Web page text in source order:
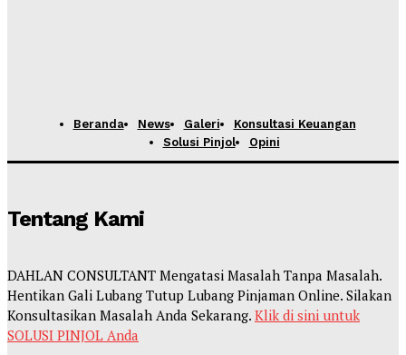
Beranda News Galeri
Konsultasi Keuangan
Solusi Pinjol
Opini
Tentang Kami
DAHLAN CONSULTANT Mengatasi Masalah Tanpa Masalah.
Hentikan Gali Lubang Tutup Lubang Pinjaman Online. Silakan
Konsultasikan Masalah Anda Sekarang. Klik di sini untuk
SOLUSI PINJOL Anda